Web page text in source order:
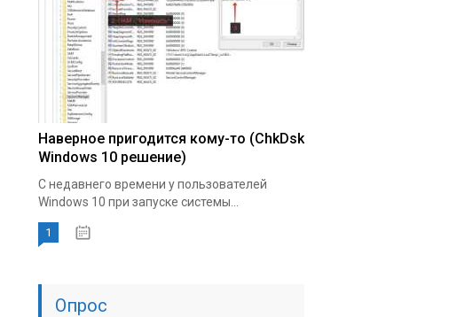
Наверное пригодится кому-то (ChkDsk
Windows 10 решение)
С недавнего времени у пользователей
Windows 10 при запуске системы...
1
Опрос